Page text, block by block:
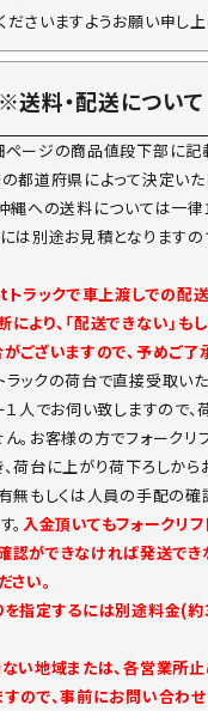
さいますようお願い申し上
※送料・配送について
ページの商品値段下部に記
都道府県によって決定いた
縄への送料については一
は別途お見積となりますの
ラックで車上渡しでの配送
より、「配送できない」も
ございますので、予めご了
ックの荷台で直接受取い
１人でお伺い致しますので
。お客様の方でフォークリ
荷台に上がり荷下ろしから
無もしくは人員の手配の
。 入金頂いてもフォークリ
認ができなければ発送でき
さい。
を指定するには別途料金(
い地域または、各営業所止
ので、事前にお問い合わせ